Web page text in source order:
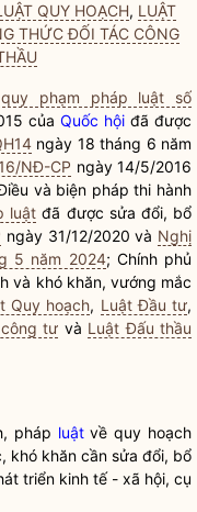
QUY HOẠCH, LUẬT
THỨC ĐỐI TÁC CÔNG
phạm pháp luật số
củaQuốc hội đã được
ngày 18 tháng 6 năm
NĐ-CP ngày 14/5/2016
và biện pháp thi hành
luật đã được sửa đổi, bổ
ngày 31/12/2020 và Nghị
5 năm 2024; Chính phủ
và khó khăn, vướng mắc
Quy hoạch, Luật Đầu tư,
tư và Luật Đấu thầu
pháp luậtvề quy hoạch
khó khăn cần sửa đổi, bổ
triển kinh tế - xã hội, cụ